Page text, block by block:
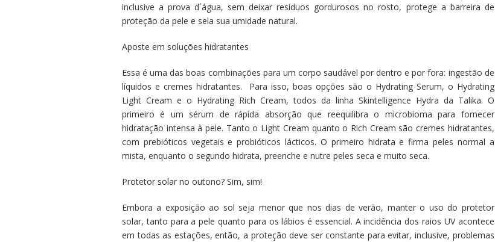
inclusive a prova d´água, sem deixar resíduos gordurosos no rosto, protege a barreira de
proteção da pele e sela sua umidade natural.
Aposte em soluções hidratantes
Essa é uma das boas combinações para um corpo saudável por dentro e por fora: ingestão de
líquidos e cremes hidratantes. Para isso, boas opções são o Hydrating Serum, o Hydrating
Light Cream e o Hydrating Rich Cream, todos da linha Skintelligence Hydra da Talika. O
primeiro é um sérum de rápida absorção que reequilibra o microbioma para fornecer
hidratação intensa à pele. Tanto o Light Cream quanto o Rich Cream são cremes hidratantes,
com prebióticos vegetais e probióticos lácticos. O primeiro hidrata e firma peles normal a
mista, enquanto o segundo hidrata, preenche e nutre peles seca e muito seca.
Protetor solar no outono? Sim, sim!
Embora a exposição ao sol seja menor que nos dias de verão, manter o uso do protetor
solar, tanto para a pele quanto para os lábios é essencial. A incidência dos raios UV acontece
em todas as estações, então, a proteção deve ser constante para evitar, inclusive, problemas